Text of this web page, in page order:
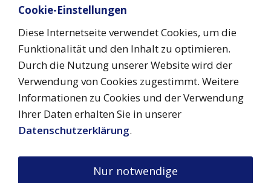
Vertrag widerrufen
Barrierefreiheit
AGB
Familienwappen ist markenrechtlich und urheberrechtlich
geschützt
Cookie-Einstellungen
Diese Internetseite verwendet Cookies, um die
Funktionalität und den Inhalt zu optimieren.
Durch die Nutzung unserer Website wird der
Verwendung von Cookies zugestimmt. Weitere
Informationen zu Cookies und der Verwendung
Ihrer Daten erhalten Sie in unserer
Datenschutzerklärung.
Nur notwendige